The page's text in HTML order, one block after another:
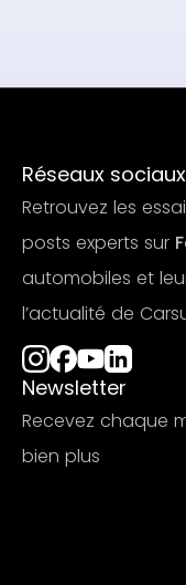
Réseaux sociaux
Retrouvez les
posts experts sur
automobiles et
l’actualité de
Newsletter
Recevez chaque
bien plus